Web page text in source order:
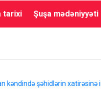
tarixi Şuşa mədəniyyəti
kəndində şəhidlərin xatirəsinə